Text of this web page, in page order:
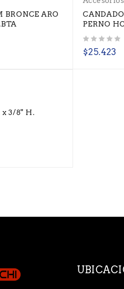
BRONCE ARO
PERNO
$25.423
x 3/8" H.